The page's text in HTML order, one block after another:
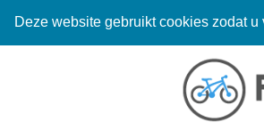
Deze website gebruikt cookies zodat